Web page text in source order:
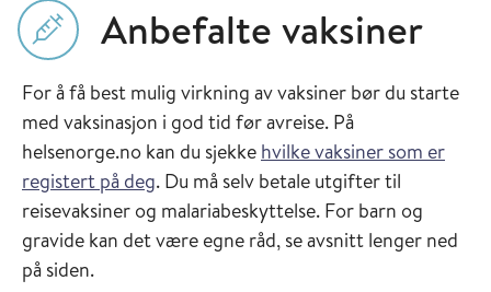
Anbefalte vaksiner
For å få best mulig virkning av vaksiner bør du starte
med vaksinasjon i god tid før avreise. På
helsenorge.no kan du sjekke hvilke vaksiner som er
registert på deg. Du må selv betale utgifter til
reisevaksiner og malariabeskyttelse. For barn og
gravide kan det være egne råd, se avsnitt lenger ned
på siden.